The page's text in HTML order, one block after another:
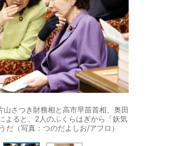
山さつき財務相と高市早苗首相、奥田
よると、2人のふくらはぎから「妖気
だ（写真：つのだよしお/アフロ）